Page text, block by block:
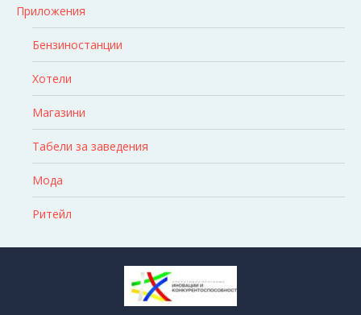
Приложения
Бензиностанции
Хотели
Магазини
Табели за заведения
Мода
Ритейл